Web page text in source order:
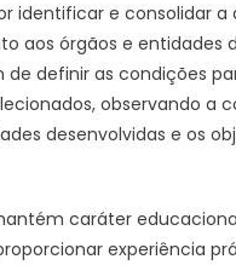
identificar e consolidar
aos órgãos e entidades
de definir as condições
observando a
desenvolvidas e os
caráter
experiência